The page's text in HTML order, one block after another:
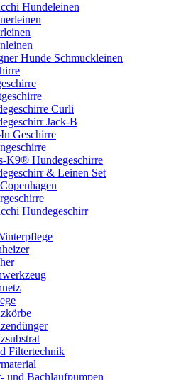
Hundeleinen
Hunde Schmuckleinen
Curli
Jack-B
Geschirre
K9® Hundegeschirre
& Leinen Set
Hundegeschirr
Filtertechnik
und Bachlaufpumpen